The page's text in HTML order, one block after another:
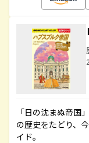
「日の沈まぬ帝国
の歴史をたどり、
イド。